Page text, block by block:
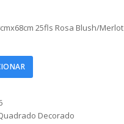
25fls Rosa Blush/Merlot
Decorado